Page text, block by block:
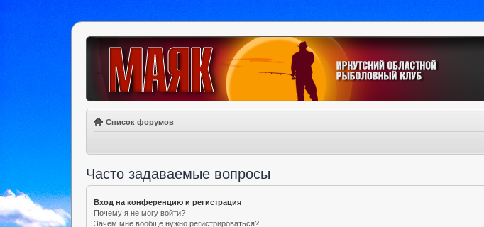
Список форумов
Часто задаваемые вопросы
Вход на конференцию и регистрация
Почему я не могу войти?
Зачем мне вообще нужно регистрироваться?